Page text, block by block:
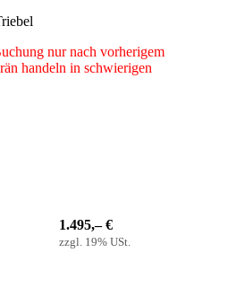
nur nach vorherigem
handeln in schwierigen
1.495,– €
zzgl. 19% USt.